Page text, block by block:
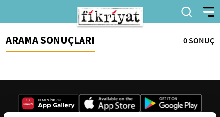
ARAMA SONUÇLARI 0 SONUÇ